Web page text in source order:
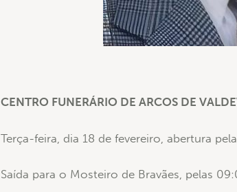
CENTRO FUNERÁRIO DE ARCOS DE
Terça-feira, dia 18 de fevereiro, abertura
Saída para o Mosteiro de Bravães, pelas